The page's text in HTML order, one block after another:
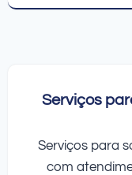
Serviços
Serviços para
com